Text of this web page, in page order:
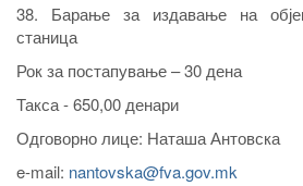
38. Барање за издавање на
станица
Рок за постапување – 30 дена
Такса - 650,00 денари
Одговорно лице: Наташа Антовска
e-mail: nantovska@fva.gov.mk